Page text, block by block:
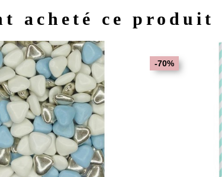
acheté ce produit
Aperçu rapide -70%